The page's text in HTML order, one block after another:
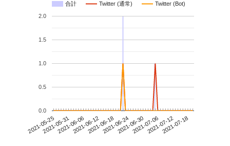
合計 Twitter (通常) Twitter (Bot)
2021-05-252021-05-312021-06-062021-06-122021-06-182021-06-242021-06-302021-07-062021-07-122021-07-18
0.0
0.5
1.0
1.5
2.0